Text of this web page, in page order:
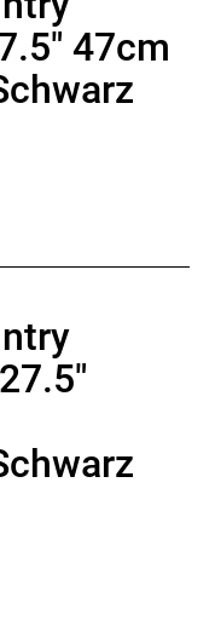
XPlus 6950
CX mit IMU
LED Remote
: 150cm
: 170cm
47cm